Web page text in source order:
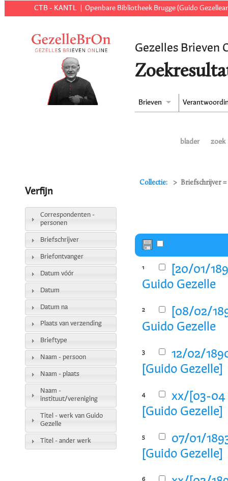
CTB - KANTL Openbare Bibliotheek Brugge (Guido
Gezelles Brieven
Brieven
blader zoek
Collectie: Briefschrijver =
1
[20/01/
Guido Gezelle
2
[08/02/
Guido Gezelle
3
12/02/
[Guido Gezelle]
4
xx/[03-04
[Guido Gezelle]
5
07/01/
[Guido Gezelle]
6
Verfijn
Correspondenten -
personen
Briefschrijver
Briefontvanger
Datum vóór
Datum
Datum na
Plaats van verzending
Brieftype
Naam - persoon
Naam - plaats
Naam -
instituut/vereniging
Titel - werk van Guido
Gezelle
Titel - ander werk